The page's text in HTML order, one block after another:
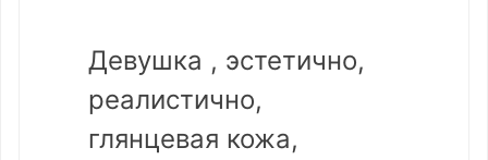
Девушка , эстетично,
реалистично,
глянцевая кожа,